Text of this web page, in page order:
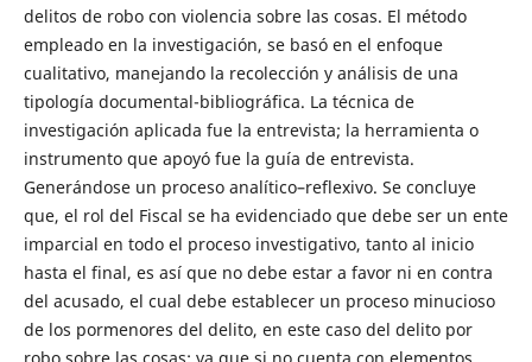
delitos de robo con violencia sobre las cosas. El método
empleado en la investigación, se basó en el enfoque
cualitativo, manejando la recolección y análisis de una
tipología documental-bibliográfica. La técnica de
investigación aplicada fue la entrevista; la herramienta o
instrumento que apoyó fue la guía de entrevista.
Generándose un proceso analítico–reflexivo. Se concluye
que, el rol del Fiscal se ha evidenciado que debe ser un ente
imparcial en todo el proceso investigativo, tanto al inicio
hasta el final, es así que no debe estar a favor ni en contra
del acusado, el cual debe establecer un proceso minucioso
de los pormenores del delito, en este caso del delito por
robo sobre las cosas; ya que si no cuenta con elementos